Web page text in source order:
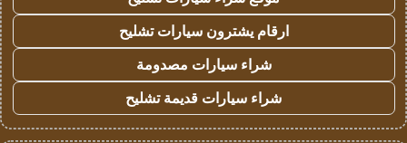
ارقام يشترون سيارات تشليح
شراء سيارات مصدومة
شراء سيارات قديمة تشليح